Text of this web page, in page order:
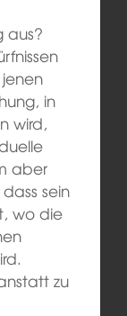
aus?
in
wird,
aber
sein
wo die
zu